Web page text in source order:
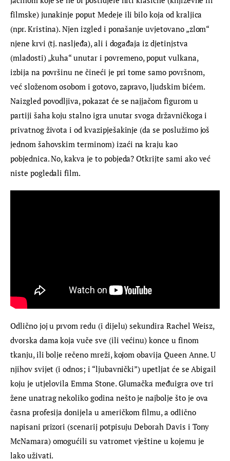
filmske) junakinje poput Medeje ili bilo koja od kraljica
(npr. Kristina). Njen izgled i ponašanje uvjetovano „zlom“
njene krvi (tj. nasljeđa), ali i događaja iz djetinjstva
(mladosti) „kuha“ unutar i povremeno, poput vulkana,
izbija na površinu ne čineći je pri tome samo površnom,
već složenom osobom i gotovo, zapravo, ljudskim bićem.
Naizgled povodljiva, pokazat će se najjačom figurom u
partiji šaha koju stalno igra unutar svoga državničkoga i
privatnog života i od kvazipješakinje (da se poslužimo još
jednom šahovskim terminom) izaći na kraju kao
pobjednica. No, kakva je to pobjeda? Otkrijte sami ako već
niste pogledali film.
Odlično joj u prvom redu (i dijelu) sekundira Rachel Weisz,
dvorska dama koja vuče sve (ili većinu) konce u finom
tkanju, ili bolje rečeno mreži, kojom obavija Queen Anne. U
njihov svijet (i odnos; i “ljubavnički”) upetljat će se Abigail
koju je utjelovila Emma Stone. Glumačka međuigra ove tri
žene unatrag nekoliko godina nešto je najbolje što je ova
časna profesija donijela u američkom filmu, a odlično
napisani prizori (scenarij potpisuju Deborah Davis i Tony
McNamara) omogućili su vatromet vještine u kojemu je
lako uživati.